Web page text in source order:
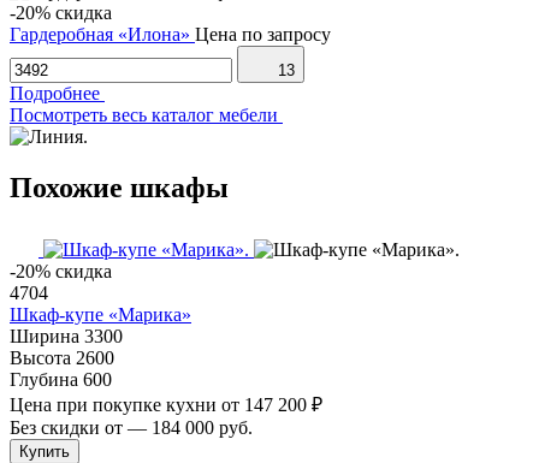
-20% скидка
Гардеробная «Илона» Цена по запросу
13
Подробнее
Посмотреть весь каталог мебели
Похожие шкафы
-20% скидка
4704
Шкаф-купе «Марика»
Ширина 3300
Высота 2600
Глубина 600
Цена при покупке кухни от 147 200 ₽
Без скидки от — 184 000 руб.
Купить